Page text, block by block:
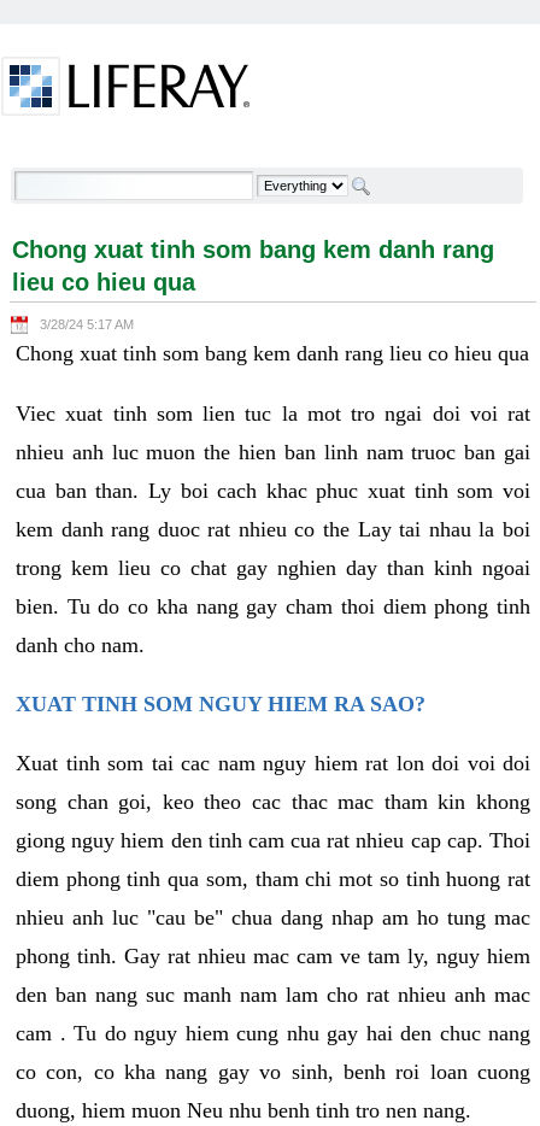
Chong xuat tinh som bang kem danh rang lieu co
Chong xuat tinh som bang kem danh rang
lieu co hieu qua
3/28/24 5:17 AM
Chong xuat tinh som bang kem danh rang lieu co hieu qua
Viec xuat tinh som lien tuc la mot tro ngai doi voi rat
nhieu anh luc muon the hien ban linh nam truoc ban gai
cua ban than. Ly boi cach khac phuc xuat tinh som voi
kem danh rang duoc rat nhieu co the Lay tai nhau la boi
trong kem lieu co chat gay nghien day than kinh ngoai
bien. Tu do co kha nang gay cham thoi diem phong tinh
danh cho nam.
XUAT TINH SOM NGUY HIEM RA SAO?
Xuat tinh som tai cac nam nguy hiem rat lon doi voi doi
song chan goi, keo theo cac thac mac tham kin khong
giong nguy hiem den tinh cam cua rat nhieu cap cap. Thoi
diem phong tinh qua som, tham chi mot so tinh huong rat
nhieu anh luc "cau be" chua dang nhap am ho tung mac
phong tinh. Gay rat nhieu mac cam ve tam ly, nguy hiem
den ban nang suc manh nam lam cho rat nhieu anh mac
cam . Tu do nguy hiem cung nhu gay hai den chuc nang
co con, co kha nang gay vo sinh, benh roi loan cuong
duong, hiem muon Neu nhu benh tinh tro nen nang.